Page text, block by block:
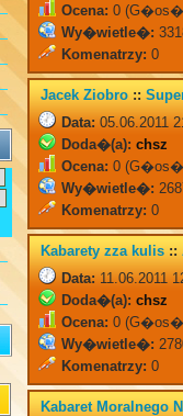
Ocena: 0
Wy�wietle�:
Komenatrzy: 0
Jacek Ziobro ::
Data:05.06.2011
Doda�(a): chsz
Ocena: 0
Wy�wietle�:
Komenatrzy: 0
Kabarety zza kulis ::
Data:11.06.2011
Doda�(a): chsz
Ocena: 0
Wy�wietle�:
Komenatrzy: 0
Kabaret Moralnego